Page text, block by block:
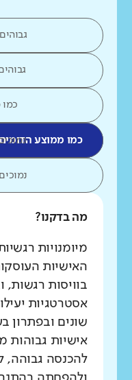
כמו ממוצע
מה בדקנו?
מיומנויות
האישיות
בוויסות רגשות,
אסטרטגיות
שונים ובפתרון
אישיות גבוהות
להכנסה גבוהה,